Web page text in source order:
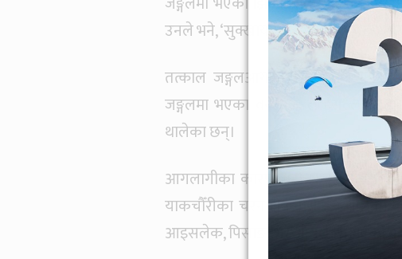
उनले भने, ‘सुक्खायाम र हुरीबतास चल्ने
तत्काल जङ्गलआगलागी नियन्त्रण
जङ्गलमा भएका वनआलु, लौडसल्ला,
थालेका छन्।
आगलागीका कारण चराचुरुङ्गी,
याकचौँरीका चरन क्षेत्र नास हुन
आइसलेक, पिसाङ भिर आगलागी भएको